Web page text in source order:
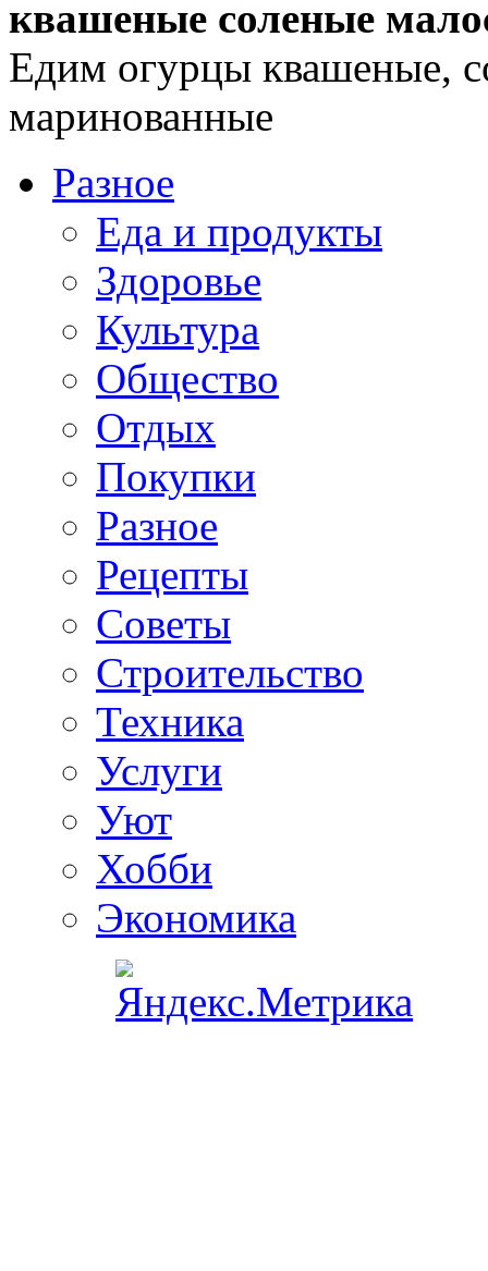
квашеные соленые
Едим огурцы квашеные,
маринованные
Разное
Еда и продукты
Здоровье
Культура
Общество
Отдых
Покупки
Разное
Рецепты
Советы
Строительство
Техника
Услуги
Уют
Хобби
Экономика